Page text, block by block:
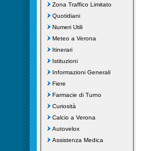
Zona Traffico Limitato
Quotidiani
Numeri Utili
Meteo a Verona
Itinerari
Istituzioni
Informazioni Generali
Fiere
Farmacie di Turno
Curiosità
Calcio a Verona
Autovelox
Assistenza Medica